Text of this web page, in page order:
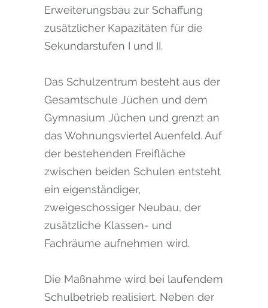
Erweiterungsbau zur Schaffung
zusätzlicher Kapazitäten für die
Sekundarstufen I und II.
Das Schulzentrum besteht aus der
Gesamtschule Jüchen und dem
Gymnasium Jüchen und grenzt an
das Wohnungsviertel Auenfeld. Auf
der bestehenden Freifläche
zwischen beiden Schulen entsteht
ein eigenständiger,
zweigeschossiger Neubau, der
zusätzliche Klassen- und
Fachräume aufnehmen wird.
Die Maßnahme wird bei laufendem
Schulbetrieb realisiert. Neben der